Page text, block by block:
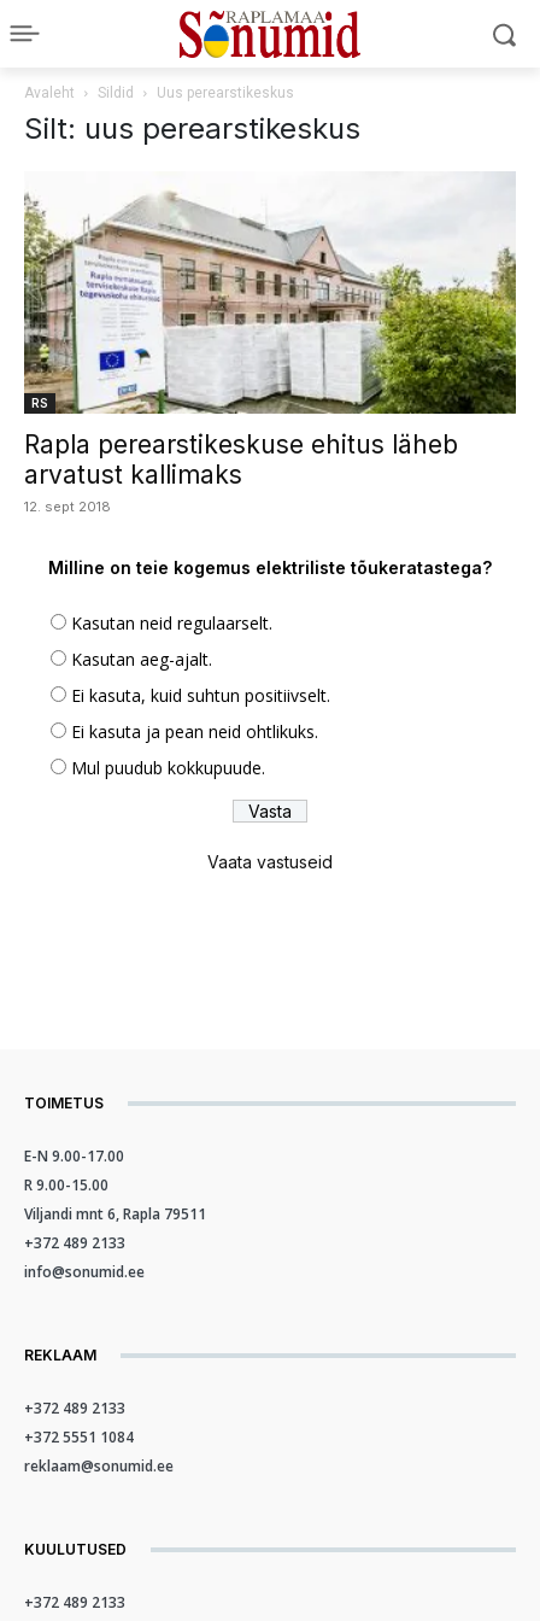
Avaleht Sildid Uus perearstikeskus
Silt: uus perearstikeskus
RS
Rapla perearstikeskuse ehitus läheb
arvatust kallimaks
12. sept 2018
Milline on teie kogemus elektriliste tõukeratastega?
Kasutan neid regulaarselt.
Kasutan aeg-ajalt.
Ei kasuta, kuid suhtun positiivselt.
Ei kasuta ja pean neid ohtlikuks.
Mul puudub kokkupuude.
Vaata vastuseid
TOIMETUS
E-N 9.00-17.00
R 9.00-15.00
Viljandi mnt 6, Rapla 79511
+372 489 2133
info@sonumid.ee
REKLAAM
+372 489 2133
+372 5551 1084
reklaam@sonumid.ee
KUULUTUSED
+372 489 2133